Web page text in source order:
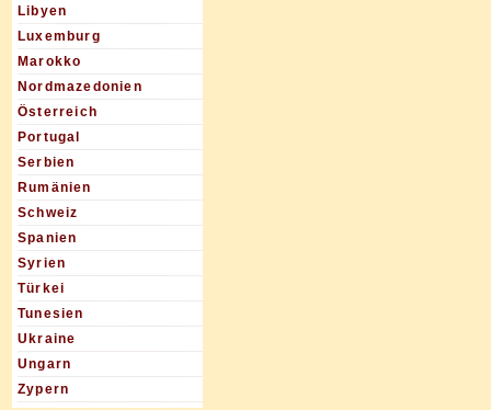
Libyen
Luxemburg
Marokko
Nordmazedonien
Österreich
Portugal
Serbien
Rumänien
Schweiz
Spanien
Syrien
Türkei
Tunesien
Ukraine
Ungarn
Zypern